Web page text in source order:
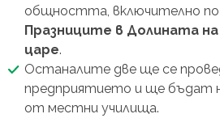
общността, включително по
Празниците в Долината
царе.
Останалите две ще се
предприятието и ще бъдат
от местни училища.